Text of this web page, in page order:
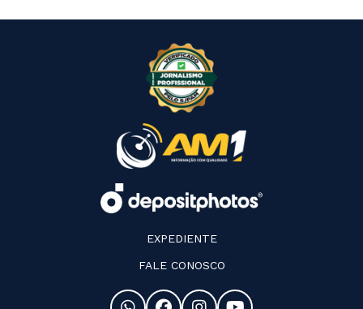
EXPEDIENTE
FALE CONOSCO